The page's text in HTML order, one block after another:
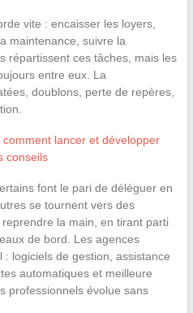
vite : encaisser les loyers,
maintenance, suivre la
répartissent ces tâches, mais les
entre eux. La
doublons, perte de repères,
comment lancer et développer
conseils
font le pari de déléguer en
se tournent vers des
la main, en tirant parti
de bord. Les agences
logiciels de gestion, assistance
automatiques et meilleure
professionnels évolue sans